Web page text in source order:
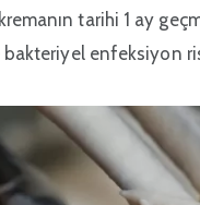
tarihi 1 ay
enfeksiyon